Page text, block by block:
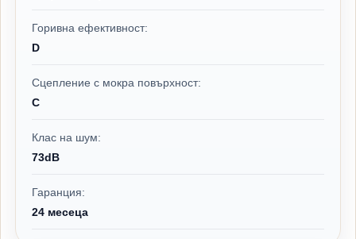
Горивна ефективност:
D
Сцепление с мокра повърхност:
C
Клас на шум:
73dB
Гаранция:
24 месеца